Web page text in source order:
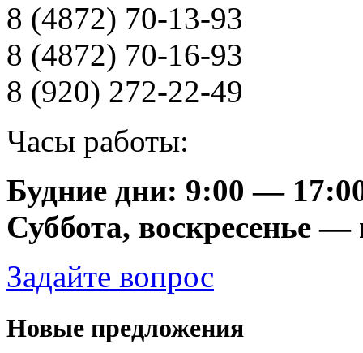
8 (4872) 70-13-93
8 (4872) 70-16-93
8 (920) 272-22-49
Часы работы:
Будние дни: 9:00 —
Суббота, воскресенье
Задайте вопрос
Новые предложения